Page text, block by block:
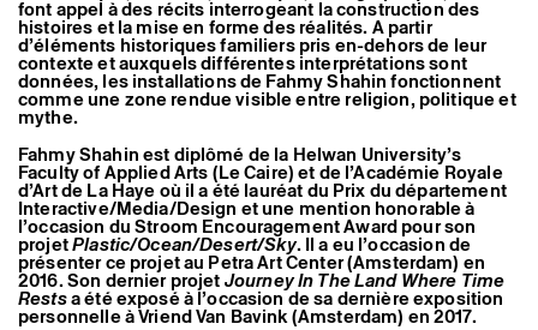
Les Nouveaux Commanditaires
Artistes résident·es et associé·es
Résident·es
Artistes associé·es
Hors-les-murs
Ancien·nes résident·es et artistes associé·es
font appel à des récits interrogeant la construction des
histoires et la mise en forme des réalités. A partir
d’éléments historiques familiers pris en-dehors de leur
contexte et auxquels différentes interprétations sont
données, les installations de Fahmy Shahin fonctionnent
comme une zone rendue visible entre religion, politique et
mythe.
Fahmy Shahin est diplômé de la Helwan University’s
Faculty of Applied Arts (Le Caire) et de l’Académie Royale
d’Art de La Haye où il a été lauréat du Prix du département
Interactive/Media/Design et une mention honorable à
l’occasion du Stroom Encouragement Award pour son
projetPlastic/Ocean/Desert/Sky. Il a eu l’occasion de
présenter ce projet au Petra Art Center (Amsterdam) en
2016. Son dernier projetJourney In The Land Where Time
Restsa été exposé à l’occasion de sa dernière exposition
personnelle à Vriend Van Bavink (Amsterdam) en 2017.